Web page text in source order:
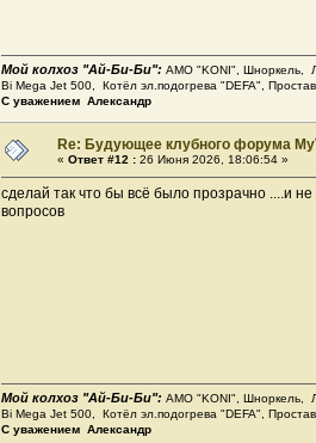
Мой колхоз "Ай-Би-Би": АМО "KONI", Шноркель,
Bi Mega Jet 500, Котёл эл.подогрева "DEFA",
С уважением Александр
Re: Будующее клубного форума
« Ответ #12 : 26 Июня 2026, 18:06:54 »
сделай так что бы всё было прозрачно ....и
вопросов
Мой колхоз "Ай-Би-Би": АМО "KONI", Шноркель,
Bi Mega Jet 500, Котёл эл.подогрева "DEFA",
С уважением Александр